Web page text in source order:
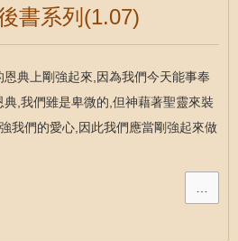
書系列(1.07)
典上剛強起來,因為我們今天能事奉
,我們雖是卑微的,但神藉著聖靈來裝
我們的愛心,因此我們應當剛強起來做
…